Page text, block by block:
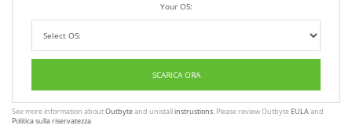
Your OS:
SCARICA ORA
See more information aboutOutbyteand unistallinstrustions. Please review Outbyte EULAand
Politica sulla riservatezza